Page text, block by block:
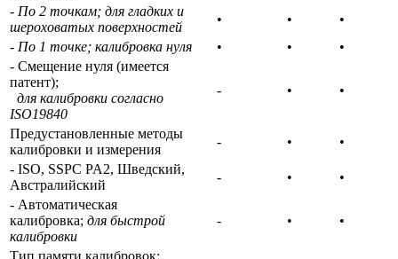
- По 2 точкам; для гладких и
шероховатых поверхностей
• •
•
- По 1 точке; калибровка нуля
• •
•
- Смещение нуля (имеется
патент);
для калибровки согласно
ISO19840
- • •
Предустановленные методы
калибровки и измерения
- •
•
- ISO, SSPC PA2, Шведский,
Австралийский
- •
•
- Автоматическая
калибровка; для быстрой
калибровки
- • •
Тип памяти калибровок;